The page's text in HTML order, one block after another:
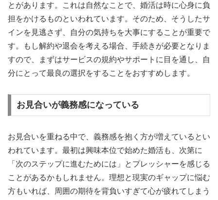
とがあります。これは自然なことで、婚活は時に心身に負
担をかけるものといわれています。そのため、そうしたサ
インを見逃さず、自分の気持ちを大事にすることが重要で
す。もし解約や退会を考える場合、手続きが必要となりま
すので、まずはサービスの規約やサポートに目を通し、自
分にとって最良の選択をすることをおすすめします。
お見合いが義務感になっている
お見合いを重ねる中で、義務感を抱く方が増えているとい
われています。最初は興味本位で始めた婚活も、次第に
「次のステップに進むためには」とプレッシャーを感じる
ことがあるかもしれません。理想と現実のギャップに悩む
方もいれば、周囲の期待を背負いすぎて心が疲れてしまう